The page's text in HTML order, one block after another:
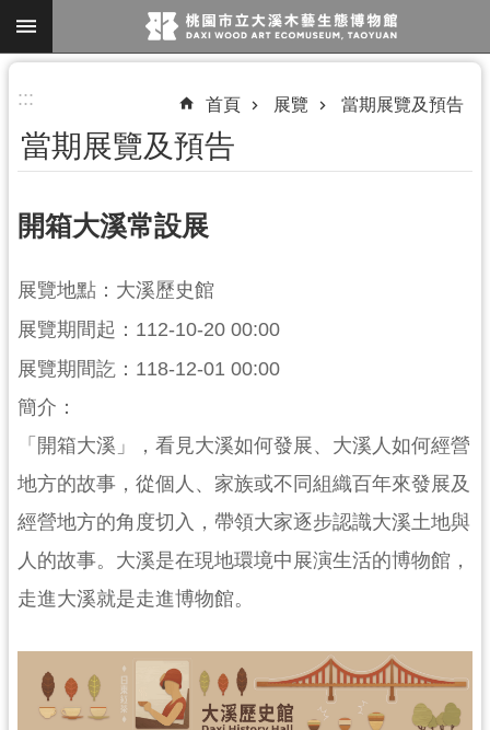
跳到主要內容區塊
搜
尋
參
資
訊
展
覽
便
服
務
活
::: 首頁 展覽 當期展覽及預告
當期展覽及預告
開箱大溪常設展
展覽地點：大溪歷史館
展覽期間起：112-10-20 00:00
展覽期間訖：118-12-01 00:00
簡介：
「開箱大溪」，看見大溪如何發展、大溪人如何經營
地方的故事，從個人、家族或不同組織百年來發展及
經營地方的角度切入，帶領大家逐步認識大溪土地與
人的故事。大溪是在現地環境中展演生活的博物館，
走進大溪就是走進博物館。